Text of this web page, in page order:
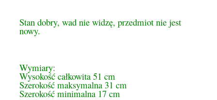
Stan dobry, wad nie widzę, przedmiot nie jest
nowy.
Wymiary:
Wysokość całkowita 51 cm
Szerokość maksymalna 31 cm
Szerokość minimalna 17 cm